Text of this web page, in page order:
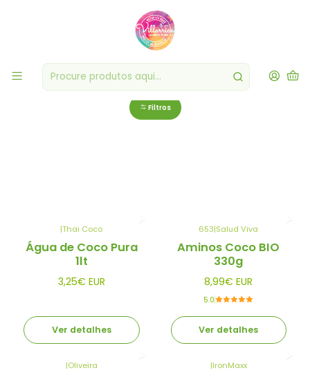
Produtos Sem Glúten
Selecção exclusiva de alimentos que atendem às necessidades de
uma variedade de dietas, desde celíacos até aqueles que buscam
uma opção mais saudável e natural.
Filtros
|Thai Coco
Água de Coco Pura
1lt
3,25€ EUR
Ver detalhes
653|Salud Viva
Aminos Coco BIO
330g
8,99€ EUR
5.0
Ver detalhes
|Oliveira |IronMaxx